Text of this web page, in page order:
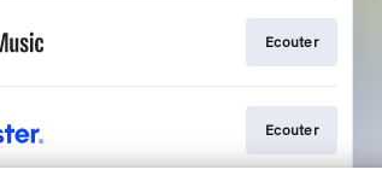
Ecouter
Ecouter